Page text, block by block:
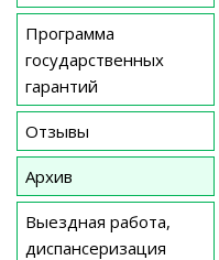
Программа
государственных
гарантий
Отзывы
Архив
Выездная работа,
диспансеризация